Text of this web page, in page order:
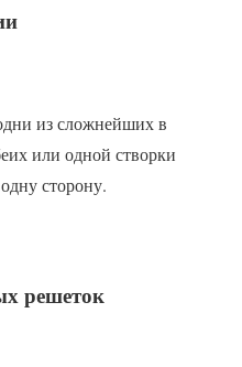
из сложнейших в
или одной створки
сторону.
решеток